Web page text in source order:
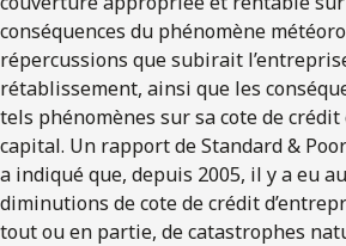
conséquences du phénomène
répercussions que subirait
rétablissement, ainsi que les
tels phénomènes sur sa cote de
capital. Un rapport de Standard &
a indiqué que, depuis 2005, il y a eu
diminutions de cote de crédit
tout ou en partie, de catastrophes